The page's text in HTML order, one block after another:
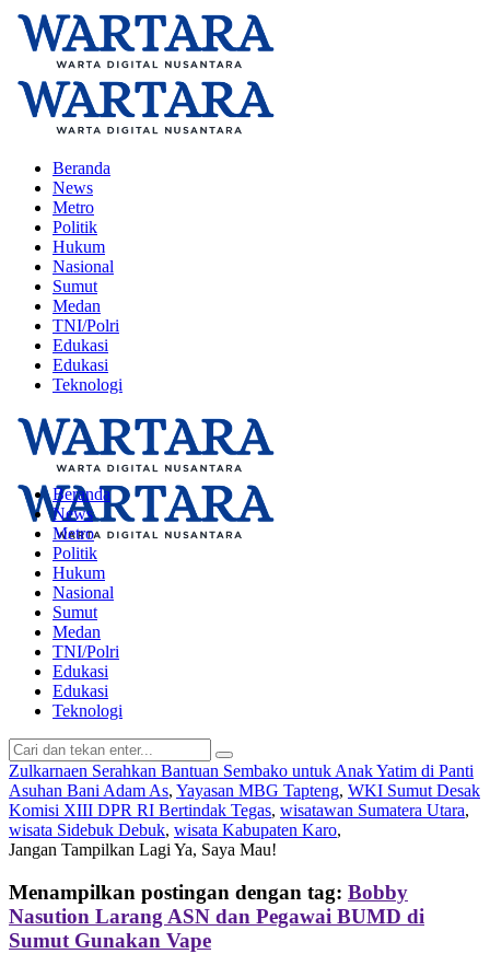
Beranda
News
Metro
Politik
Hukum
Nasional
Sumut
Medan
TNI/Polri
Edukasi
Edukasi
Teknologi
Beranda
News
Metro
Politik
Hukum
Nasional
Sumut
Medan
TNI/Polri
Edukasi
Edukasi
Teknologi
Zulkarnaen Serahkan Bantuan Sembako untuk Anak Yatim di Panti
Asuhan Bani Adam As, Yayasan MBG Tapteng, WKI Sumut Desak
Komisi XIII DPR RI Bertindak Tegas, wisatawan Sumatera Utara,
wisata Sidebuk Debuk, wisata Kabupaten Karo,
Jangan Tampilkan LagiYa, Saya Mau!
Menampilkan postingan dengan tag: Bobby
Nasution Larang ASN dan Pegawai BUMD di
Sumut Gunakan Vape